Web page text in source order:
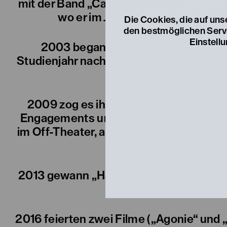
Die Cookies, die auf
den bestmöglichen
mit der Band „Cannonfodder“ sein
wo er im Jahr 2000 mit seiner
2003 begann er das
Studienjahr nach Memmingen in
2009 zog es ihn nach Wien. Dort
Engagements und Auftritte unter
im Off-Theater, am Landestheater
2013 gewann „Habe die Ehre“, eine
2016 feierten zwei Filme („Agonie“